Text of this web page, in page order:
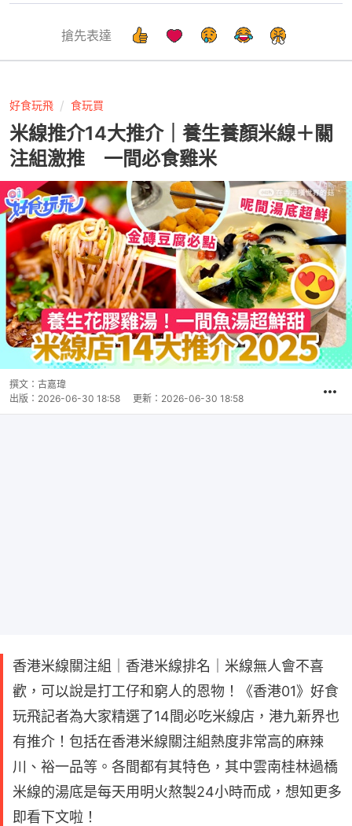
搶先表達
好食玩飛 食玩買
米線推介14大推介｜養生養顏米線＋關
注組激推 一間必食雞米
撰文： 古嘉瑋
出版： 2026-06-30 18:58 更新： 2026-06-30 18:58
香港米線關注組｜香港米線排名｜米線無人會不喜
歡，可以說是打工仔和窮人的恩物！《香港01》好食
玩飛記者為大家精選了14間必吃米線店，港九新界也
有推介！包括在香港米線關注組熱度非常高的麻辣
川、裕一品等。各間都有其特色，其中雲南桂林過橋
米線的湯底是每天用明火熬製24小時而成，想知更多
即看下文啦！